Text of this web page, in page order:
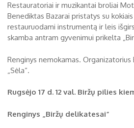
Restauratoriai ir muzikantai broliai
Benediktas Bazarai pristatys su kokiais
restauruodami instrumentą ir leis
skamba antram gyvenimui prikelta
Renginys nemokamas. Organizatorius
„Sėla“.
Rugsėjo 17 d. 12 val. Biržų pilies
Renginys „Biržų delikatesai“